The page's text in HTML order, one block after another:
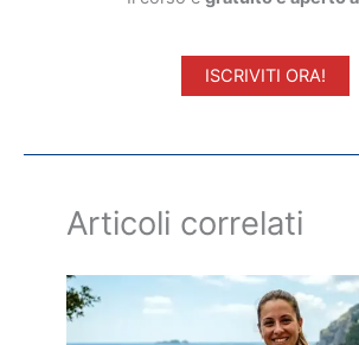
ISCRIVITI ORA!
Articoli correlati